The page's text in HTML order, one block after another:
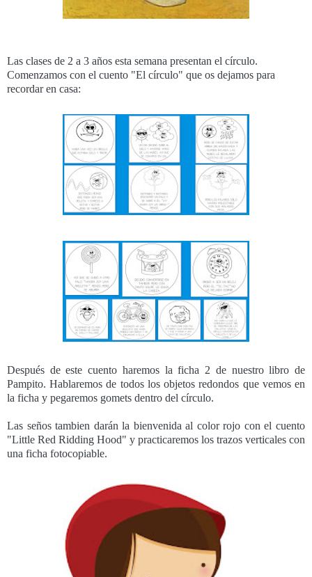
Las clases de 2 a 3 años esta semana presentan el círculo.
Comenzamos con el cuento "El círculo" que os dejamos para
recordar en casa:
Después de este cuento haremos la ficha 2 de nuestro libro de
Pampito. Hablaremos de todos los objetos redondos que vemos en
la ficha y pegaremos gomets dentro del círculo.
Las seños tambien darán la bienvenida al color rojo con el cuento
"Little Red Ridding Hood" y practicaremos los trazos verticales con
una ficha fotocopiable.